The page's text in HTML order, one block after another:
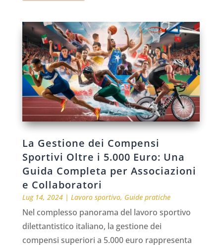
La Gestione dei Compensi
Sportivi Oltre i 5.000 Euro: Una
Guida Completa per Associazioni
e Collaboratori
Lug 14, 2024| Lavoro sportivo, Guide pratiche
Nel complesso panorama del lavoro sportivo
dilettantistico italiano, la gestione dei
compensi superiori a 5.000 euro rappresenta